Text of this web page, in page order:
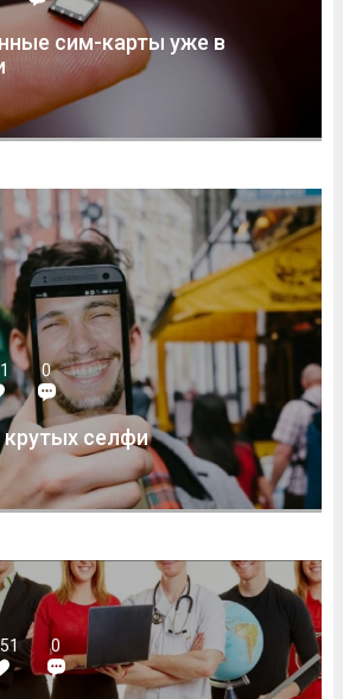
сим-карты уже в
0
селфи
0